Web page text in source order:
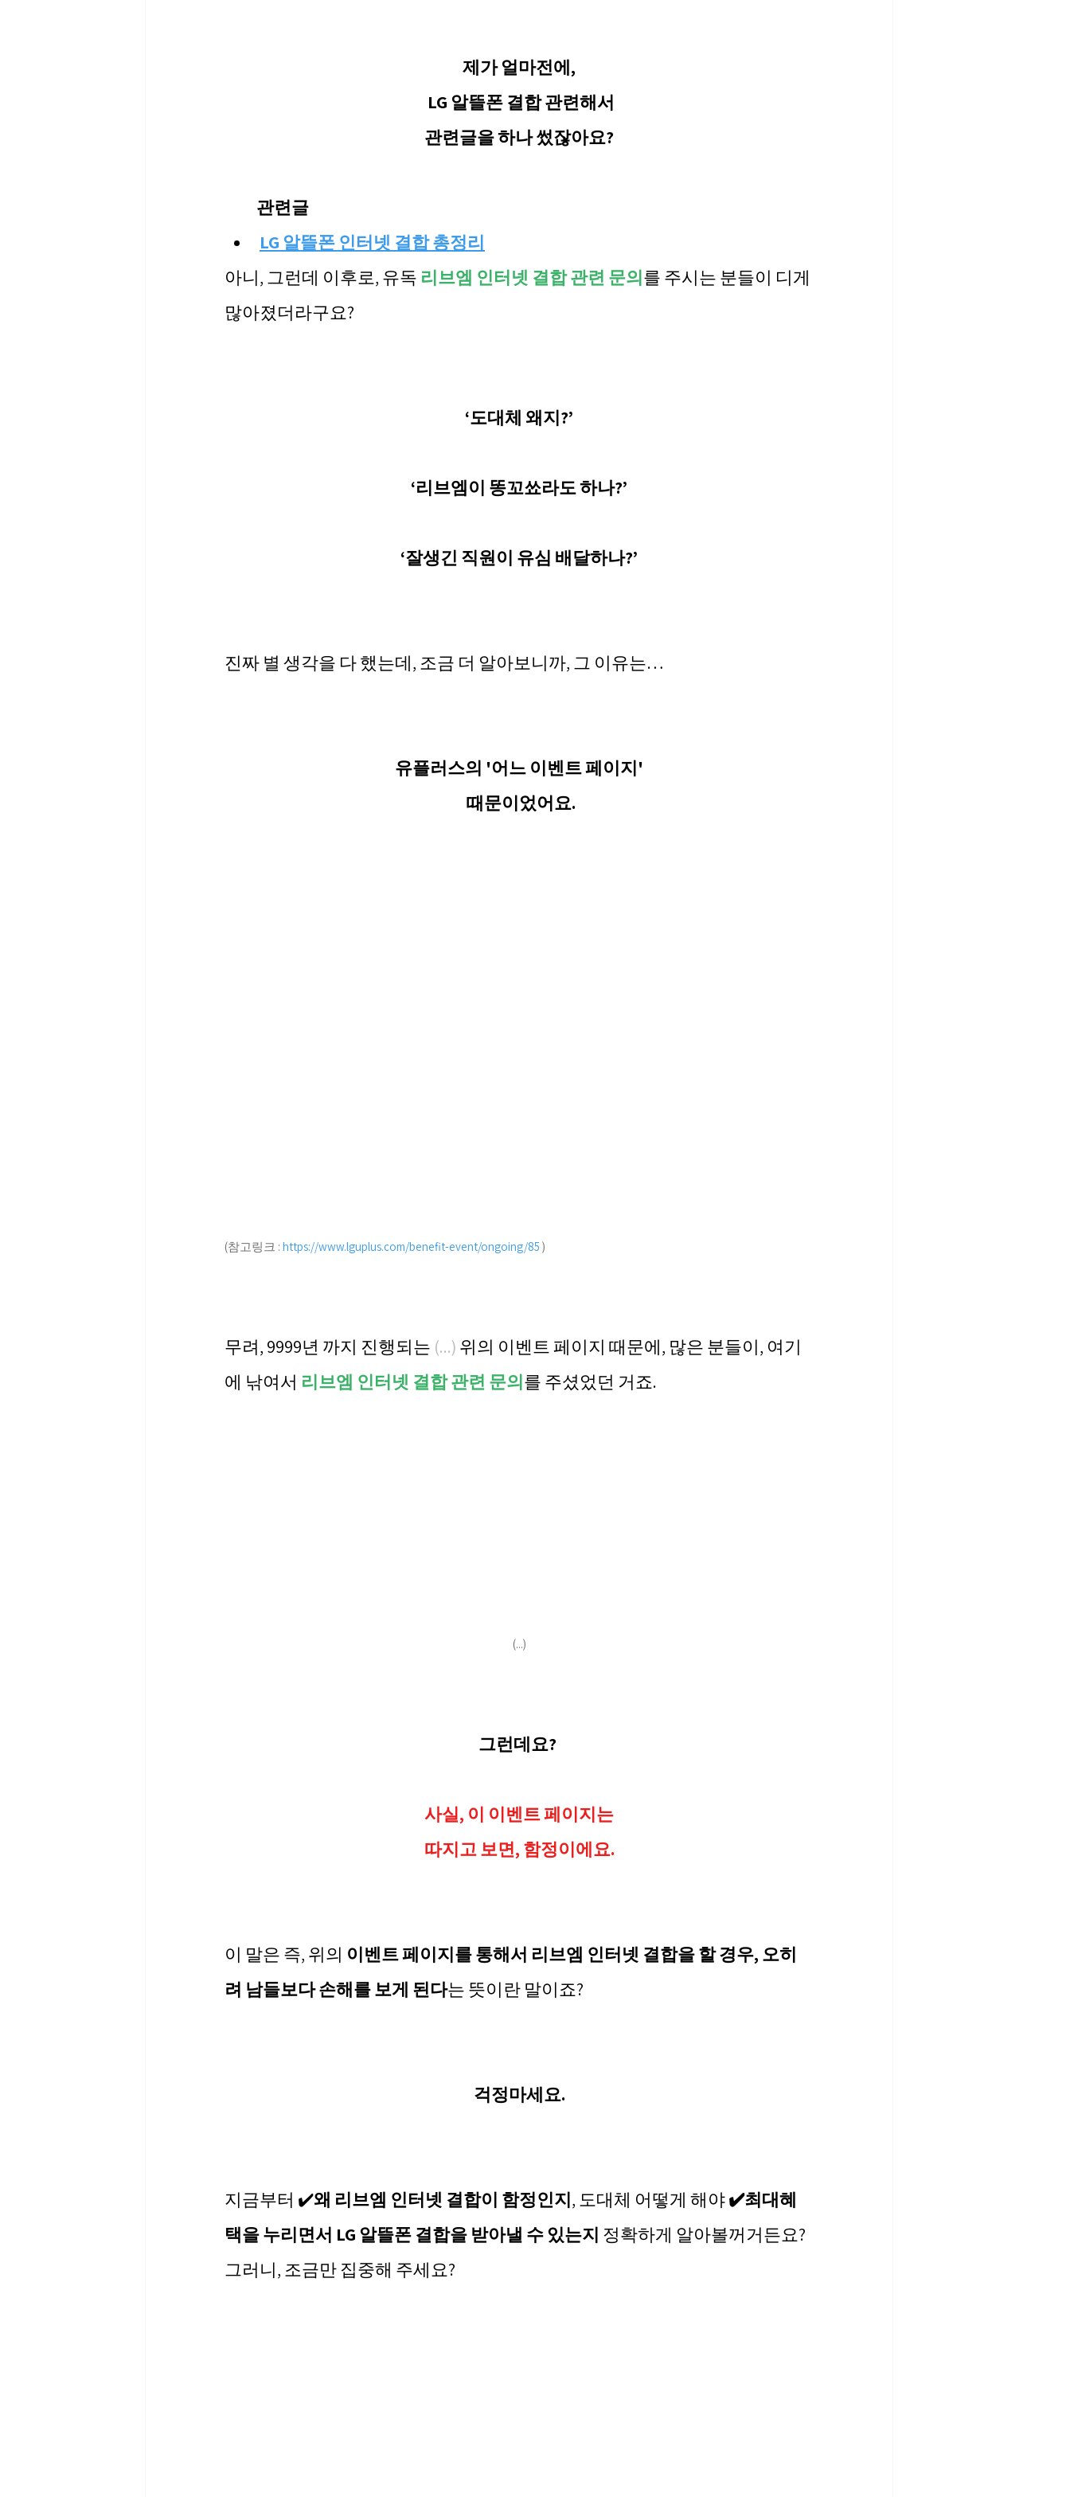
제가 얼마전에,
LG 알뜰폰 결합 관련해서
관련글을 하나 썼잖아요?
관련글
LG 알뜰폰 인터넷 결합 총정리
아니, 그런데 이후로, 유독 리브엠 인터넷 결합 관련 문의를 주시는 분들이 디게
많아졌더라구요?
‘도대체 왜지?’
‘리브엠이 똥꼬쑈라도 하나?’
‘잘생긴 직원이 유심 배달하나?’
진짜 별 생각을 다 했는데, 조금 더 알아보니까, 그 이유는…
유플러스의 '어느 이벤트 페이지'
때문이었어요.
(참고링크 : https://www.lguplus.com/benefit-event/ongoing/85 )
무려, 9999년 까지 진행되는 (...) 위의 이벤트 페이지 때문에, 많은 분들이, 여기
에 낚여서 리브엠 인터넷 결합 관련 문의를 주셨었던 거죠.
(...)
그런데요?
사실, 이 이벤트 페이지는
따지고 보면, 함정이에요.
이 말은 즉, 위의 이벤트 페이지를 통해서 리브엠 인터넷 결합을 할 경우, 오히
려 남들보다 손해를 보게 된다는 뜻이란 말이죠?
걱정마세요.
지금부터 ✔️왜 리브엠 인터넷 결합이 함정인지, 도대체 어떻게 해야 ✔️최대혜
택을 누리면서 LG 알뜰폰 결합을 받아낼 수 있는지 정확하게 알아볼꺼거든요?
그러니, 조금만 집중해 주세요?